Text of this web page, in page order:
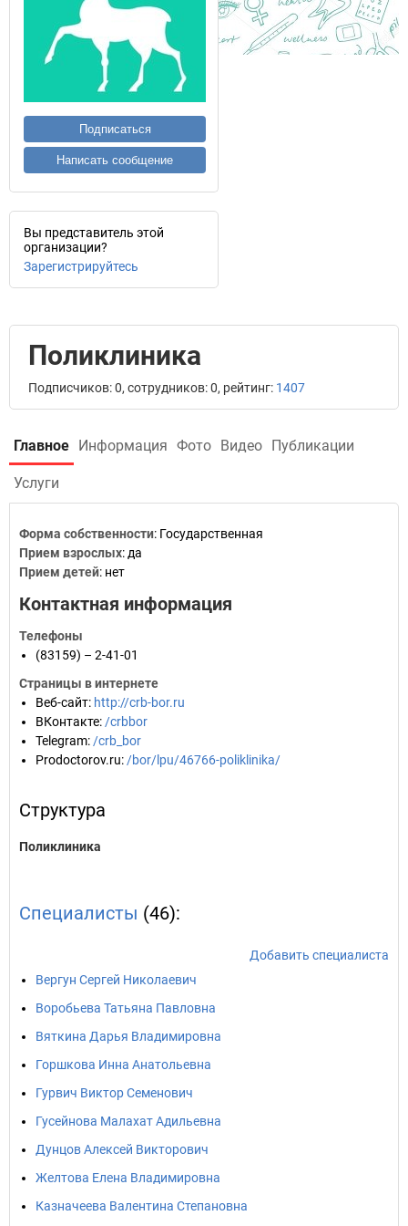
Подписаться
Написать сообщение
Вы представитель этой
организации?
Зарегистрируйтесь
Поликлиника
Подписчиков: 0, сотрудников: 0, рейтинг: 1407
Главное Информация Фото Видео Публикации
Услуги
Форма собственности: Государственная
Прием взрослых: да
Прием детей: нет
Контактная информация
Телефоны
(83159) – 2-41-01
Страницы в интернете
Веб-сайт: http://crb-bor.ru
ВКонтакте: /crbbor
Telegram: /crb_bor
Prodoctorov.ru: /bor/lpu/46766-poliklinika/
Структура
Поликлиника
Специалисты (46):
Добавить специалиста
Вергун Сергей Николаевич
Воробьева Татьяна Павловна
Вяткина Дарья Владимировна
Горшкова Инна Анатольевна
Гурвич Виктор Семенович
Гусейнова Малахат Адильевна
Дунцов Алексей Викторович
Желтова Елена Владимировна
Казначеева Валентина Степановна